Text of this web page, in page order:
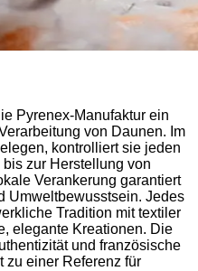
Pyrenex-Manufaktur ein
von Daunen. Im
kontrolliert sie jeden
zur Herstellung von
Verankerung garantiert
Umweltbewusstsein. Jedes
Tradition mit textiler
elegante Kreationen. Die
und französische
zu einer Referenz für